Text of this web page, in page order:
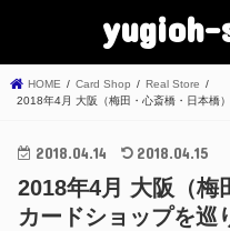
yugioh-
HOME Card Shop
Real Store
2018年4月 大阪（梅田・心斎橋・日本橋
2018.04.14 2018.04.15
2018年4月 大阪（梅
カードショップを巡